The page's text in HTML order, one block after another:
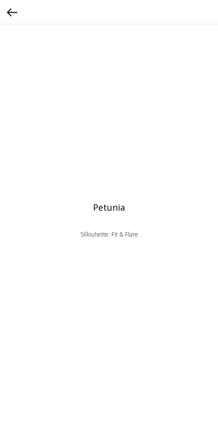
Petunia
Sillouhette: Fit & Flare